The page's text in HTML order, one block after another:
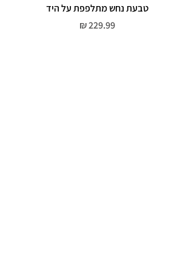
טבעת נחש מתלפפת על היד
מחיר‏229.99 ‏₪